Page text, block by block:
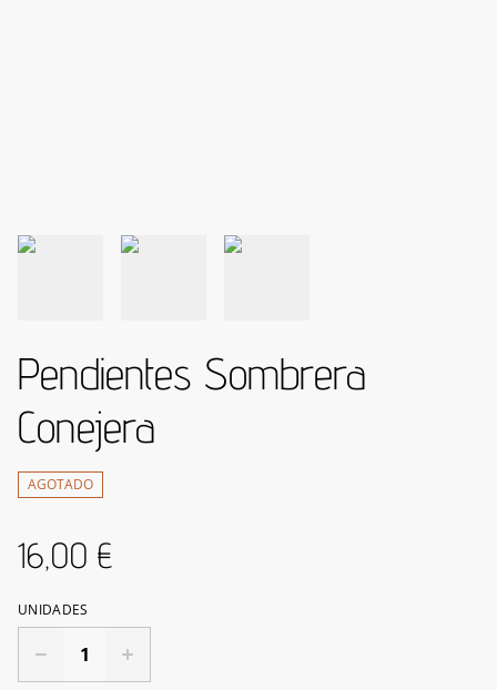
Pendientes Sombrera
Conejera
AGOTADO
16,00 €
UNIDADES